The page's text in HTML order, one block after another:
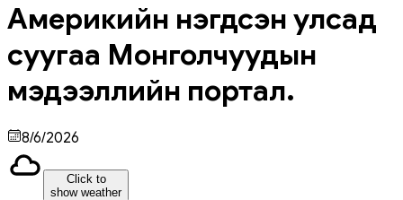
Америкийн нэгдсэн улсад
суугаа Монголчуудын
мэдээллийн портал.
8/6/2026
Click to
show weather